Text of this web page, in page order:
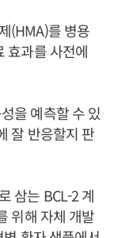
(HMA)를 병용
효과를 사전에
을 예측할 수 있
잘 반응할지 판
삼는 BCL-2 계
위해 자체 개발